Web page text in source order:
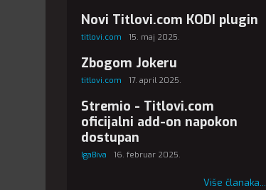
Novi Titlovi.com KODI plugin
titlovi.com 15. maj 2025.
Zbogom Jokeru
titlovi.com 17. april 2025.
Stremio - Titlovi.com
oficijalni add-on napokon
dostupan
IgaBiva 16. februar 2025.
Više članaka...